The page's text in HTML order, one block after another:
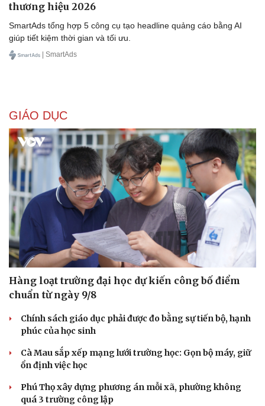
thương hiệu 2026
SmartAds tổng hợp 5 công cụ tạo headline quảng cáo bằng AI
giúp tiết kiệm thời gian và tối ưu.
| SmartAds
GIÁO DỤC
Hàng loạt trường đại học dự kiến công bố điểm
chuẩn từ ngày 9/8
Chính sách giáo dục phải được đo bằng sự tiến bộ, hạnh
phúc của học sinh
Cà Mau sắp xếp mạng lưới trường học: Gọn bộ máy, giữ
ổn định việc học
Phú Thọ xây dựng phương án mỗi xã, phường không
quá 3 trường công lập